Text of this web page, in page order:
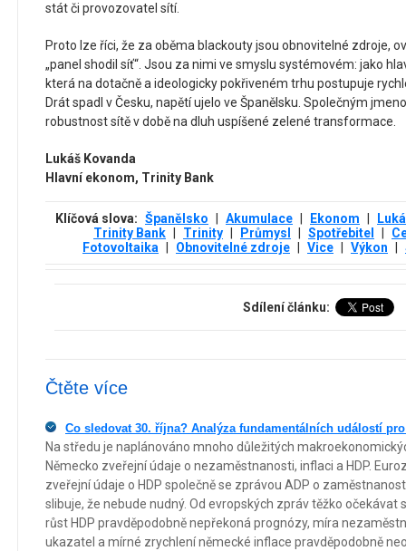
stát či provozovatel sítí.
Proto lze říci, že za oběma blackouty jsou obnovitelné zdroje,
„panel shodil síť“. Jsou za nimi ve smyslu systémovém: jako
která na dotačně a ideologicky pokřiveném trhu postupuje
Drát spadl v Česku, napětí ujelo ve Španělsku. Společným
robustnost sítě v době na dluh uspíšené zelené transformace.
Lukáš Kovanda
Hlavní ekonom, Trinity Bank
Klíčová slova: Španělsko Akumulace Ekonom
Trinity Bank
Trinity Průmysl Spotřebitel
Fotovoltaika
Obnovitelné zdroje Vice Výkon
Sdílení článku:
Čtěte více
Co sledovat 30. října? Analýza fundamentálních událostí
Na středu je naplánováno mnoho důležitých
Německo zveřejní údaje o nezaměstnanosti, inflaci a HDP.
zveřejní údaje o HDP společně se zprávou ADP o
slibuje, že nebude nudný. Od evropských zpráv těžko očekávat
růst HDP pravděpodobně nepřekoná prognózy, míra
ukazatel a mírné zrychlení německé inflace pravděpodobně